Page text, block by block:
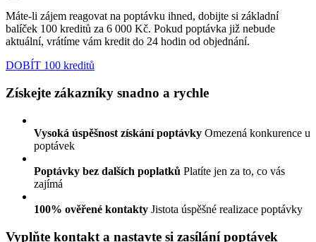
Máte-li zájem reagovat na poptávku ihned, dobijte si základní
balíček 100 kreditů za 6 000 Kč. Pokud poptávka již nebude
aktuální, vrátíme vám kredit do 24 hodin od objednání.
DOBÍT 100 kreditů
Získejte zákazníky snadno a rychle
Vysoká úspěšnost získání poptávky Omezená konkurence u
poptávek
Poptávky bez dalších poplatků Platíte jen za to, co vás
zajímá
100% ověřené kontakty Jistota úspěšné realizace poptávky
Vyplňte kontakt a nastavte si zasílání poptávek